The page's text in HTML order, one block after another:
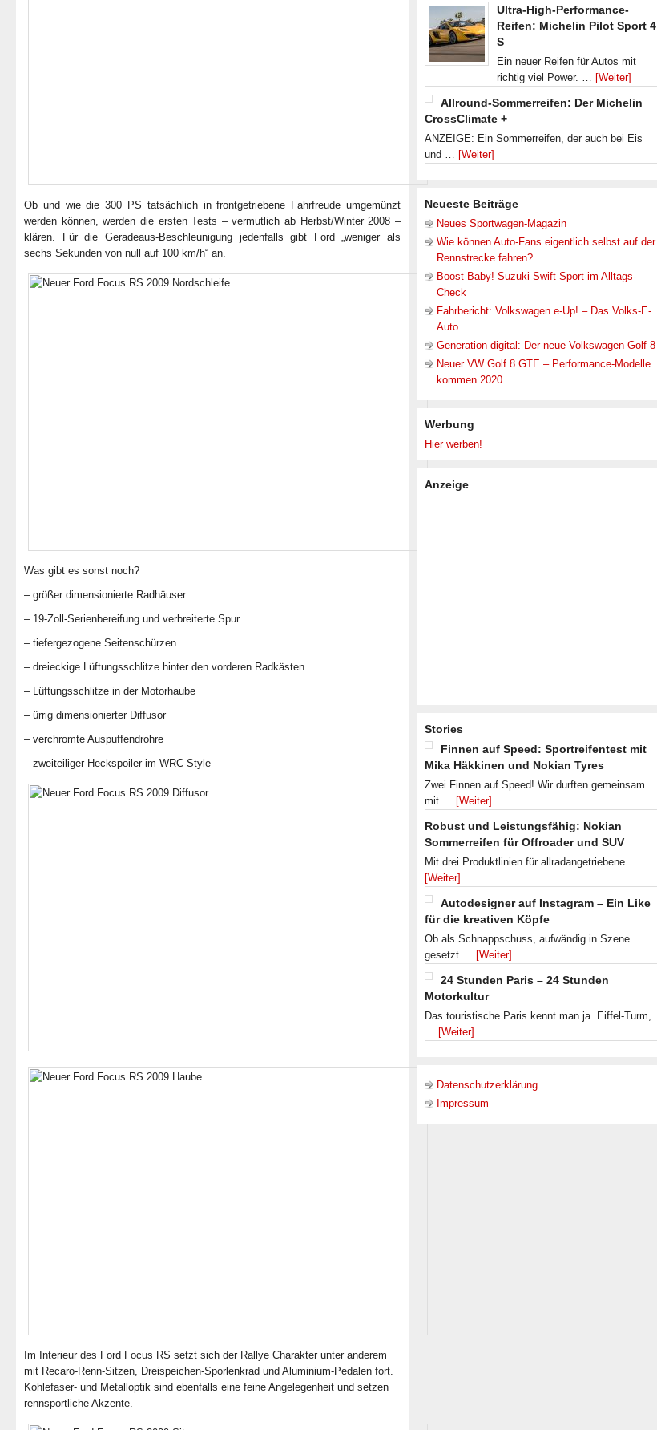
Ob und wie die 300 PS tatsächlich in frontgetriebene Fahrfreude umgemünzt
werden können, werden die ersten Tests – vermutlich ab Herbst/Winter 2008 –
klären. Für die Geradeaus-Beschleunigung jedenfalls gibt Ford „weniger als
sechs Sekunden von null auf 100 km/h“ an.
Was gibt es sonst noch?
– größer dimensionierte Radhäuser
– 19-Zoll-Serienbereifung und verbreiterte Spur
– tiefergezogene Seitenschürzen
– dreieckige Lüftungsschlitze hinter den vorderen Radkästen
– Lüftungsschlitze in der Motorhaube
– ürrig dimensionierter Diffusor
– verchromte Auspuffendrohre
– zweiteiliger Heckspoiler im WRC-Style
Im Interieur des Ford Focus RS setzt sich der Rallye Charakter unter anderem
mit Recaro-Renn-Sitzen, Dreispeichen-Sporlenkrad und Aluminium-Pedalen fort.
Kohlefaser- und Metalloptik sind ebenfalls eine feine Angelegenheit und setzen
rennsportliche Akzente.
Ultra-High-Performance-
Reifen: Michelin Pilot Sport 4
S
Ein neuer Reifen für Autos mit
richtig viel Power. … [Weiter]
Allround-Sommerreifen: Der Michelin
CrossClimate +
ANZEIGE: Ein Sommerreifen, der auch bei Eis
und … [Weiter]
Neueste Beiträge
Neues Sportwagen-Magazin
Wie können Auto-Fans eigentlich selbst auf der
Rennstrecke fahren?
Boost Baby! Suzuki Swift Sport im Alltags-
Check
Fahrbericht: Volkswagen e-Up! – Das Volks-E-
Auto
Generation digital: Der neue Volkswagen Golf 8
Neuer VW Golf 8 GTE – Performance-Modelle
kommen 2020
Werbung
Hier werben!
Anzeige
Stories
Finnen auf Speed: Sportreifentest mit
Mika Häkkinen und Nokian Tyres
Zwei Finnen auf Speed! Wir durften gemeinsam
mit … [Weiter]
Robust und Leistungsfähig: Nokian
Sommerreifen für Offroader und SUV
Mit drei Produktlinien für allradangetriebene …
[Weiter]
Autodesigner auf Instagram – Ein Like
für die kreativen Köpfe
Ob als Schnappschuss, aufwändig in Szene
gesetzt … [Weiter]
24 Stunden Paris – 24 Stunden
Motorkultur
Das touristische Paris kennt man ja. Eiffel-Turm,
… [Weiter]
Datenschutzerklärung
Impressum